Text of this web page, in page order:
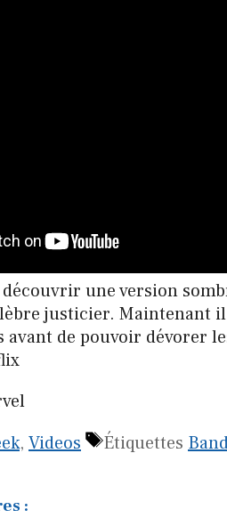
une version
justicier. Maintenant il
de pouvoir dévorer
, Videos Étiquettes
: